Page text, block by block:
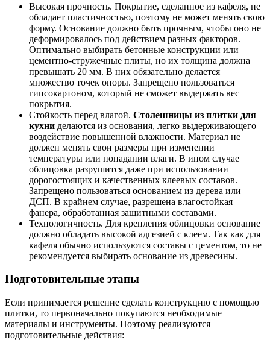
Высокая прочность. Покрытие, сделанное из кафеля, не
обладает пластичностью, поэтому не может менять свою
форму. Основание должно быть прочным, чтобы оно не
деформировалось под действием разных факторов.
Оптимально выбирать бетонные конструкции или
цементно-стружечные плиты, но их толщина должна
превышать 20 мм. В них обязательно делается
множество точек опоры. Запрещено пользоваться
гипсокартоном, который не сможет выдержать вес
покрытия.
Стойкость перед влагой. Столешницы из плитки для
кухни делаются из основания, легко выдерживающего
воздействие повышенной влажности. Материал не
должен менять свои размеры при изменении
температуры или попадании влаги. В ином случае
облицовка разрушится даже при использовании
дорогостоящих и качественных клеевых составов.
Запрещено пользоваться основанием из дерева или
ДСП. В крайнем случае, разрешена влагостойкая
фанера, обработанная защитными составами.
Технологичность. Для крепления облицовки основание
должно обладать высокой адгезией с клеем. Так как для
кафеля обычно используются составы с цементом, то не
рекомендуется выбирать основание из древесины.
Подготовительные этапы
Если принимается решение сделать конструкцию с помощью
плитки, то первоначально покупаются необходимые
материалы и инструменты. Поэтому реализуются
подготовительные действия: